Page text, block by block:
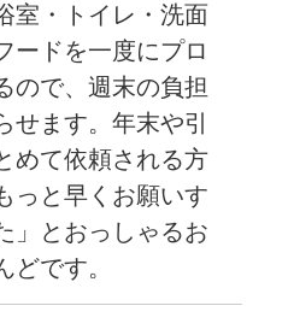
室・トイレ・洗面
ードを一度にプロ
ので、週末の負担
せます。年末や引
めて依頼される方
っと早くお願いす
」とおっしゃるお
どです。